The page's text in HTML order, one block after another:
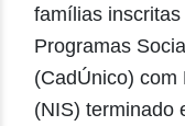
famílias
Programas
(CadÚnico) com
(NIS) terminado